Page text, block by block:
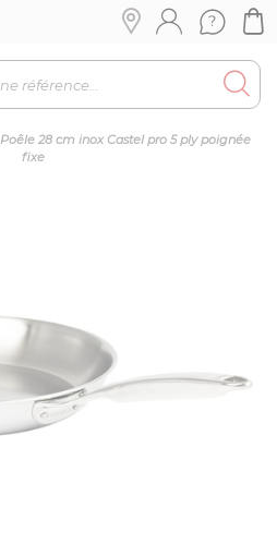
Poêle 28 cm inox Castel pro 5 ply poignée
fixe